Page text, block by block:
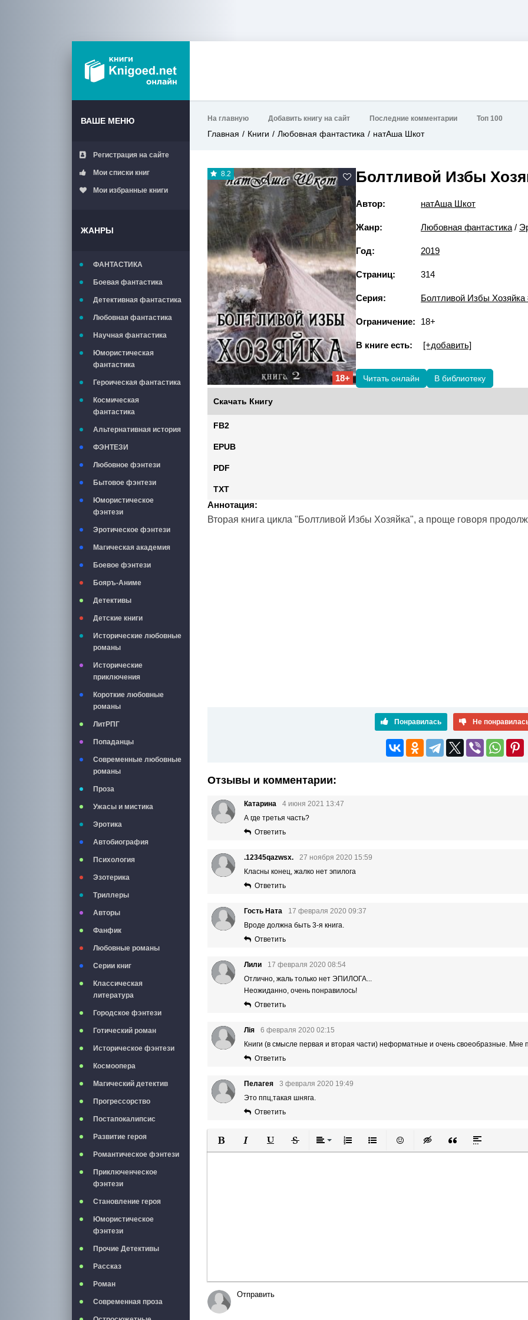
ВАШЕ МЕНЮ
Регистрация на сайте
Мои списки книг
Мои избранные книги
ЖАНРЫ
ФАНТАСТИКА
Боевая фантастика
Детективная фантастика
Любовная фантастика
Научная фантастика
Юмористическая
фантастика
Героическая фантастика
Космическая
фантастика
Альтернативная история
ФЭНТЕЗИ
Любовное фэнтези
Бытовое фэнтези
Юмористическое
фэнтези
Эротическое фэнтези
Магическая академия
Боевое фэнтези
Бояръ-Аниме
Детективы
Детские книги
Исторические любовные
романы
Исторические
приключения
Короткие любовные
романы
ЛитРПГ
Попаданцы
Современные любовные
романы
Проза
Ужасы и мистика
Эротика
Автобиография
Психология
Эзотерика
Триллеры
Авторы
Фанфик
Любовные романы
Серии книг
Классическая
литература
Городское фэнтези
Готический роман
Историческое фэнтези
Космоопера
Магический детектив
Прогрессорство
Постапокалипсис
Развитие героя
Романтическое фэнтези
Приключенческое
фэнтези
Становление героя
Юмористическое
фэнтези
Прочие Детективы
Рассказ
Роман
Современная проза
На главную Добавить книгу на сайт Последние комментарии Топ 100
Главная Книги Любовная фантастика натАша Шкот
8.2
18+
Болтливой Избы
Автор: натАша Шкот
Жанр: Любовная фантастика /
Год: 2019
Страниц: 314
Серия: Болтливой Избы Хозяйка
Ограничение: 18+
В книге есть: [+добавить]
Читать онлайн В библиотеку
Скачать Книгу
FB2
EPUB
PDF
TXT
Аннотация:
Вторая книга цикла "Болтливой Избы Хозяйка", а проще говоря
Понравилась Не
Отзывы и комментарии:
Катарина
4 июня 2021 13:47
А где третья часть?
Ответить
.12345qazwsx.
27 ноября 2020 15:59
Класны конец, жалко нет эпилога
Ответить
Гость Ната
17 февраля 2020 09:37
Вроде должна быть 3-я книга.
Ответить
Лили
17 февраля 2020 08:54
Отлично, жаль только нет ЭПИЛОГА...
Неожиданно, очень понравилось!
Ответить
Лія
6 февраля 2020 02:15
Книги (в смысле первая и вторая части) неформатные и очень своеобразные. Мне
Ответить
Пелагея
3 февраля 2020 19:49
Это ппц,такая шняга.
Ответить
Полужирный
КурсивПодчеркнутый
ЗачеркнутыйВыравнивание
Нумерованный список
Маркированный список
Вставить смайлик
Вставка скрытого текста
Вставка цитаты
Вставка
Отправить